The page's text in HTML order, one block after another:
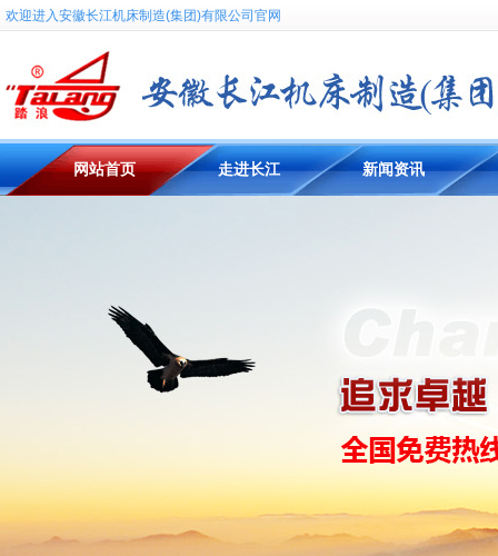
欢迎进入安徽长江机床制造(集团)有限公司官网
网站首页 走进长江 新闻资讯